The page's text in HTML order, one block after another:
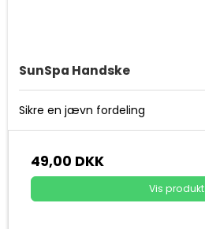
SunSpa Handske
Sikre en jævn fordeling
49,00 DKK
Vis produkt